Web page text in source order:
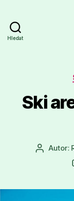
Hledat
Ski
Autor
příspěvku
Autor: